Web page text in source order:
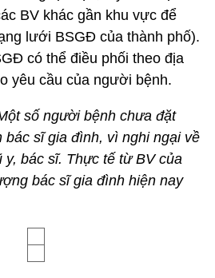
BV khác gần khu vực để
lưới BSGĐ của thành phố).
có thể điều phối theo địa
yêu cầu của người bệnh.
số người bệnh chưa đặt
bác sĩ gia đình, vì nghi ngại về
y, bác sĩ. Thực tế từ BV của
bác sĩ gia đình hiện nay